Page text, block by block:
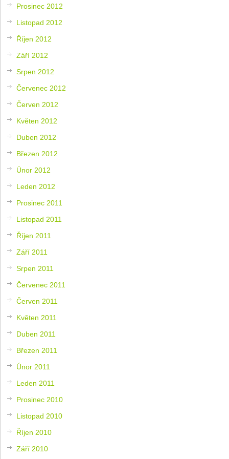
Prosinec 2012
Listopad 2012
Říjen 2012
Září 2012
Srpen 2012
Červenec 2012
Červen 2012
Květen 2012
Duben 2012
Březen 2012
Únor 2012
Leden 2012
Prosinec 2011
Listopad 2011
Říjen 2011
Září 2011
Srpen 2011
Červenec 2011
Červen 2011
Květen 2011
Duben 2011
Březen 2011
Únor 2011
Leden 2011
Prosinec 2010
Listopad 2010
Říjen 2010
Září 2010